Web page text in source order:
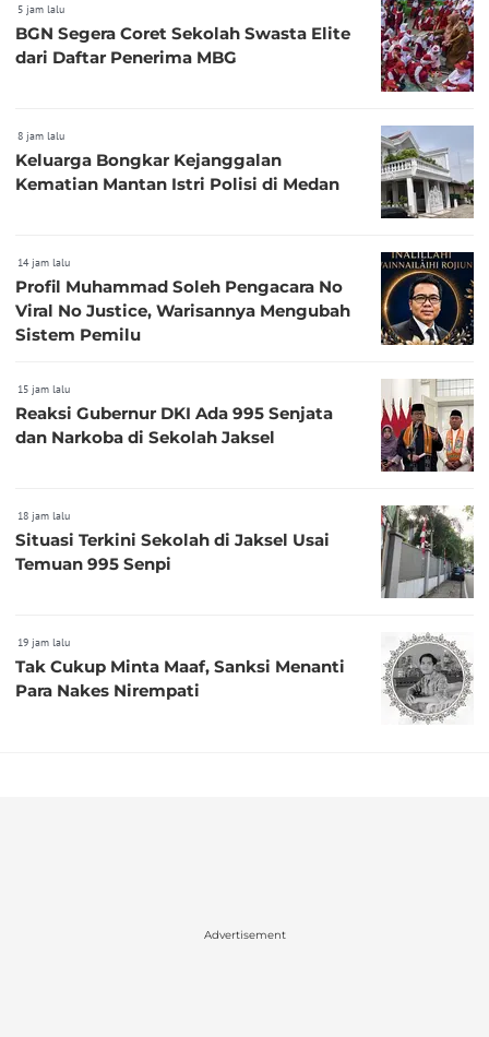
5 jam lalu
BGN Segera Coret Sekolah Swasta Elite
dari Daftar Penerima MBG
8 jam lalu
Keluarga Bongkar Kejanggalan
Kematian Mantan Istri Polisi di Medan
14 jam lalu
Profil Muhammad Soleh Pengacara No
Viral No Justice, Warisannya Mengubah
Sistem Pemilu
15 jam lalu
Reaksi Gubernur DKI Ada 995 Senjata
dan Narkoba di Sekolah Jaksel
18 jam lalu
Situasi Terkini Sekolah di Jaksel Usai
Temuan 995 Senpi
19 jam lalu
Tak Cukup Minta Maaf, Sanksi Menanti
Para Nakes Nirempati
Advertisement